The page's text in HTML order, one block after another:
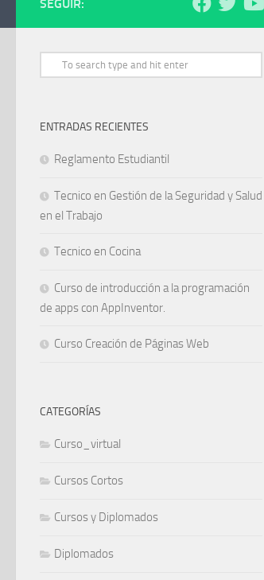
SEGUIR:
ENTRADAS RECIENTES
Reglamento Estudiantil
Tecnico en Gestión de la Seguridad y Salud
en el Trabajo
Tecnico en Cocina
Curso de introducción a la programación
de apps con AppInventor.
Curso Creación de Páginas Web
CATEGORÍAS
Curso_virtual
Cursos Cortos
Cursos y Diplomados
Diplomados